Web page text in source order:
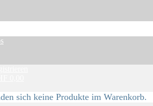
sich keine Produkte im Warenkorb.